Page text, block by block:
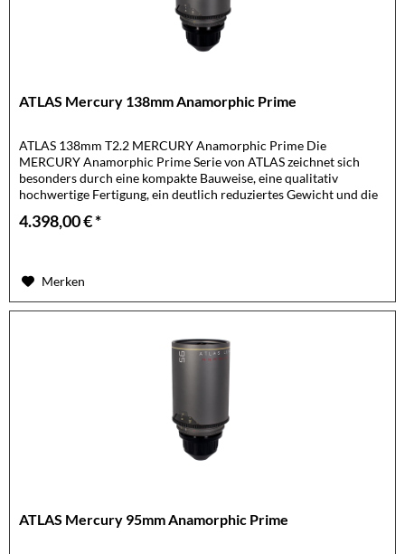
ATLAS Mercury 138mm Anamorphic Prime
ATLAS 138mm T2.2 MERCURY Anamorphic Prime Die
MERCURY Anamorphic Prime Serie von ATLAS zeichnet sich
besonders durch eine kompakte Bauweise, eine qualitativ
hochwertige Fertigung, ein deutlich reduziertes Gewicht und die
4.398,00 € *
Merken
ATLAS Mercury 95mm Anamorphic Prime